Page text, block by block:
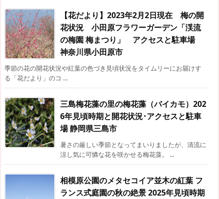
【花だより】2023年2月2日現在 梅の開
花状況 小田原フラワーガーデン「渓流
の梅園 梅まつり」 アクセスと駐車場
神奈川県小田原市
季節の花の開花状況や紅葉の色づき見頃状況をタイムリーにお届けす
る「花だより」のコ ...
三島梅花藻の里の梅花藻（バイカモ）202
6年見頃時期と開花状況･アクセスと駐車
場 静岡県三島市
暑さの厳しい季節となってまいりましたが、清流に
涼し気に可憐な花を咲かせる梅花藻。 ...
相模原公園のメタセコイア並木の紅葉 フ
ランス式庭園の秋の絶景 2025年見頃時期